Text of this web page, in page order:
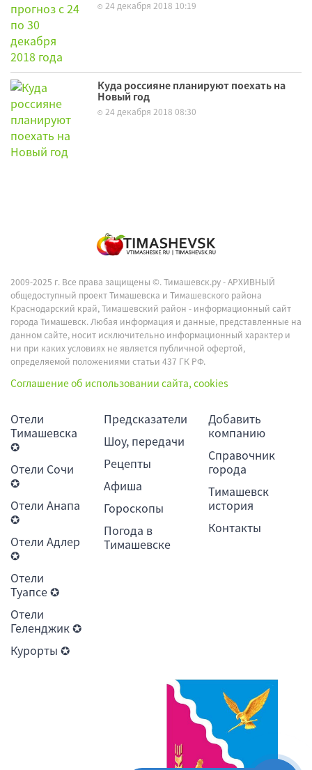
24 декабря 2018 10:19
Куда россияне планируют поехать на
Новый год
24 декабря 2018 08:30
2009-2025 г. Все права защищены ©.Тимашевск.ру - АРХИВНЫЙ
общедоступный проект Тимашевска и Тимашевского района
Краснодарский край, Тимашевский район - информационный сайт
города Тимашевск. Любая информация и данные, представленные на
данном сайте, носит исключительно информационный характер и
ни при каких условиях не является публичной офертой,
определяемой положениями статьи 437 ГК РФ.
Соглашение об использовании сайта, cookies
Отели
Тимашевска
✪
Отели Сочи
✪
Отели Анапа
✪
Отели Адлер
✪
Отели
Туапсе ✪
Отели
Геленджик ✪
Курорты ✪
Предсказатели
Шоу, передачи
Рецепты
Афиша
Гороскопы
Погода в
Тимашевске
Добавить
компанию
Справочник
города
Тимашевск
история
Контакты